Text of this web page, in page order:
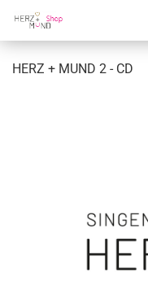
HERZ + MUND 2 - CD